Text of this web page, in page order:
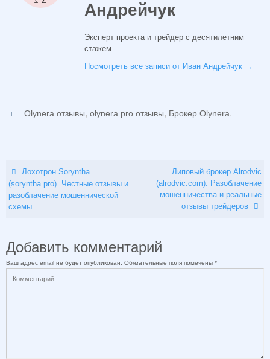
Андрейчук
Эксперт проекта и трейдер с десятилетним
стажем.
Посмотреть все записи от Иван Андрейчук →
Olynera отзывы,olynera.pro отзывы, Брокер Olynera.
Лохотрон Soryntha
(soryntha.pro). Честные отзывы и
разоблачение мошеннической
схемы
Липовый брокер Alrodvic
(alrodvic.com). Разоблачение
мошенничества и реальные
отзывы трейдеров
Добавить комментарий
Ваш адрес email не будет опубликован. Обязательные поля помечены *